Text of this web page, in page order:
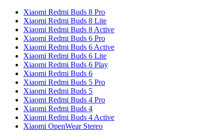
Xiaomi Redmi Buds 8 Pro
Xiaomi Redmi Buds 8 Lite
Xiaomi Redmi Buds 8 Active
Xiaomi Redmi Buds 6 Pro
Xiaomi Redmi Buds 6 Active
Xiaomi Redmi Buds 6 Lite
Xiaomi Redmi Buds 6 Play
Xiaomi Redmi Buds 6
Xiaomi Redmi Buds 5 Pro
Xiaomi Redmi Buds 5
Xiaomi Redmi Buds 4 Pro
Xiaomi Redmi Buds 4
Xiaomi Redmi Buds 4 Active
Xiaomi OpenWear Stereo